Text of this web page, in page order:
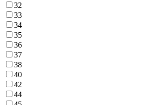
32
33
34
35
36
37
38
40
42
44